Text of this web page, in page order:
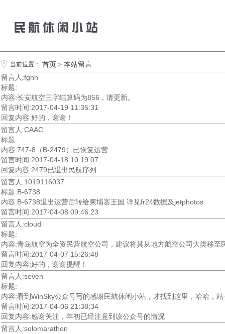
当前位置： 首页 > 本站留言
留言人:fghh
标题:
内容:长安航空三字结算码为856，请更新。
留言时间:2017-04-19 11:35:31
回复内容:好的，谢谢！
留言人:CAAC
标题:
内容:747-8（B-2479）已恢复运营
留言时间:2017-04-18 10:19:07
回复内容:2479已退出民航序列
留言人:1019116037
标题:B-6738
内容:B-6738退出运营后转给柬埔寨王国 详见fr24数据及jetphotos
留言时间:2017-04-08 09:46:23
留言人:cloud
标题:
内容:青岛航空为全资民营航空公司，建议将其从地方航空公司大类移至
留言时间:2017-04-07 15:26:48
回复内容:好的，谢谢提醒！
留言人:seven
标题:
内容:看到WinSky公众号写的感谢民航休闲小站，才找到这里，哈哈，
留言时间:2017-04-06 21:38:34
回复内容:感谢关注，年初已经注意到该公众号的情况
留言人:solomarathon